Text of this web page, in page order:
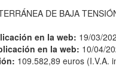
DE BAJA
en la web: 19/03/
en la web: 10/04/
109.582,89 euros (I.V.A.